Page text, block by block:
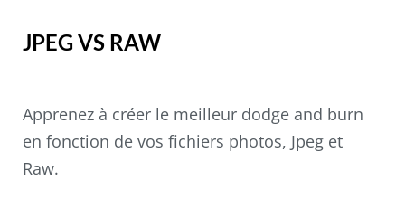
JPEG VS RAW
Apprenez à créer le meilleur dodge and burn
en fonction de vos fichiers photos, Jpeg et
Raw.